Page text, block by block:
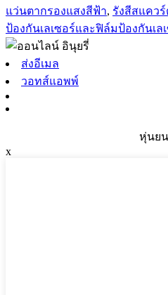
แว่นตากรองแสงสีฟ้า, รังสีสแคว
ป้องกันเลเซอร์และฟิล์มป้องกันเล
ส่งอีเมล
วอทส์แอพพ์
หุ่นย
x